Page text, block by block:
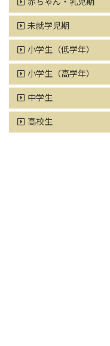
赤ちゃん・乳児期
未就学児期
小学生（低学年）
小学生（高学年）
中学生
高校生